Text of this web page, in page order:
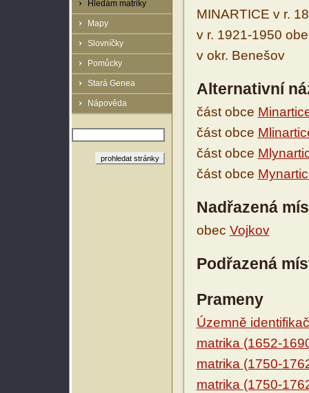
Hledám matriky
Mapy
Slovníčky
Pomůcky
Stará Genea
Nápověda
MINARTICE v r.
v r. 1921-1950
v okr. Benešov
Alternativní
část obce
část obce
část obce
část obce
Nadřazená
obec Vojkov
Podřazená
Prameny
Územně
matrika (1652-
matrika (1750-
matrika (1750-